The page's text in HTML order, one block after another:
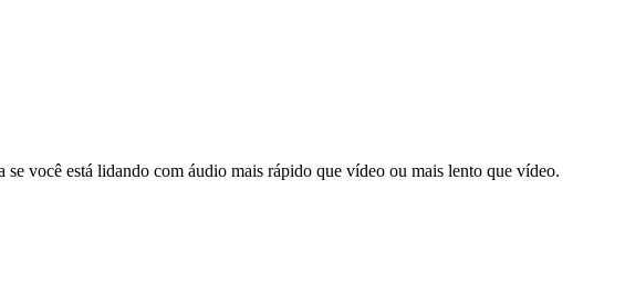
você está lidando com áudio mais rápido que vídeo ou mais lento que vídeo.